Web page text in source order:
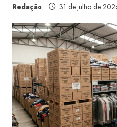
Redação 31 de julho de